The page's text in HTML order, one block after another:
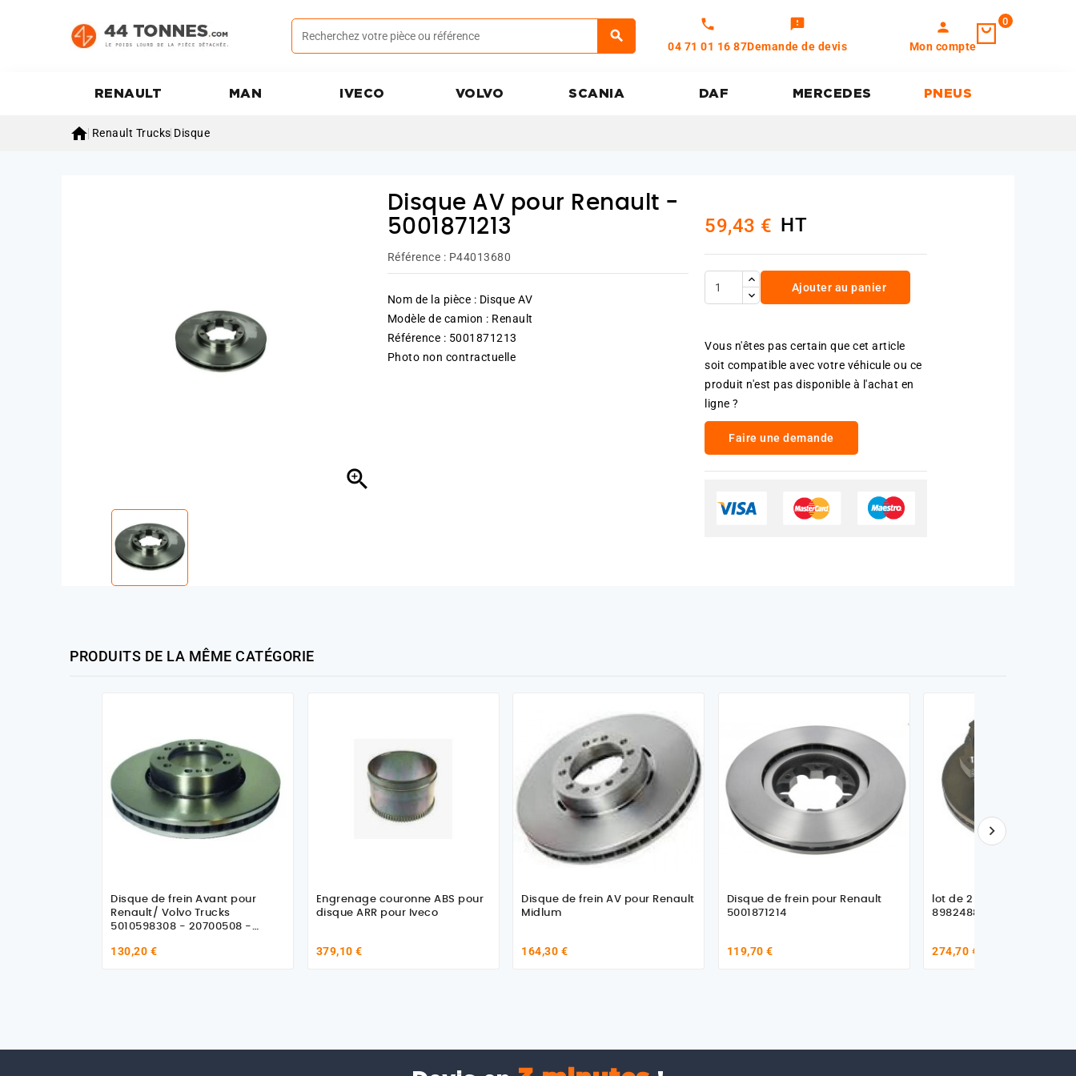
call
04 71 01 16 87
feedback
Demande de devis
person
Mon compte
0
RENAULT MAN IVECO VOLVO SCANIA DAF MERCEDES PNEUS
 Renault Trucks Disque

Disque AV pour Renault -
5001871213
Référence : P44013680
Nom de la pièce : Disque AV
Modèle de camion : Renault
Référence : 5001871213
Photo non contractuelle
59,43 € HT
Ajouter au panier
Vous n'êtes pas certain que cet article
soit compatible avec votre véhicule ou ce
produit n'est pas disponible à l'achat en
ligne ?
Faire une demande
PRODUITS DE LA MÊME CATÉGORIE
Disque de frein Avant pour
Renault/ Volvo Trucks
5010598308 - 20700508 -
130,20 €
Engrenage couronne ABS pour
disque ARR pour Iveco
379,10 €
Disque de frein AV pour Renault
Midlum
164,30 €
Disque de frein pour Renault
5001871214
119,70 €
lot de 2 Disques pour
8982488970
274,70 €
